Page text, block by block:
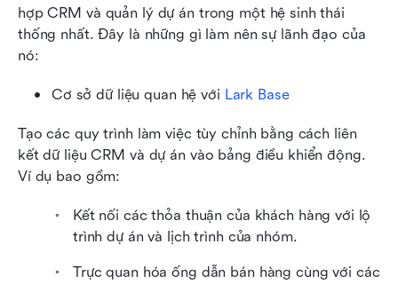
hợp CRM và quản lý dự án trong một hệ sinh thái
thống nhất. Đây là những gì làm nên sự lãnh đạo của
nó:
Cơ sở dữ liệu quan hệ với Lark Base
Tạo các quy trình làm việc tùy chỉnh bằng cách liên
kết dữ liệu CRM và dự án vào bảng điều khiển động.
Ví dụ bao gồm:
Kết nối các thỏa thuận của khách hàng với lộ
trình dự án và lịch trình của nhóm.
Trực quan hóa ống dẫn bán hàng cùng với các